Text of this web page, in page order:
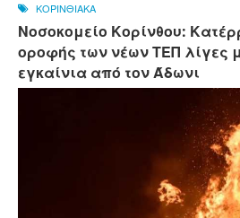
ΚΟΡΙΝΘΙΑΚΑ
Νοσοκομείο Κορίνθου:
οροφής των νέων ΤΕΠ λίγες
εγκαίνια από τον Άδωνι